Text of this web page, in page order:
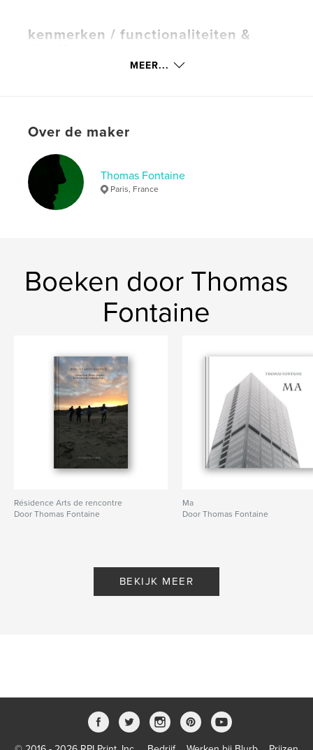
kenmerken / functionaliteiten &
Kunst & Fotografie
Datum publiceren:mei 19, 2014
Trefwoorden
, uranium , pierre
MEER...
Over de maker
Thomas Fontaine
Paris, France
Boeken door Thomas
Fontaine
Résidence Arts de rencontre
Door Thomas Fontaine
Ma
Door Thomas Fontaine
BEKIJK MEER